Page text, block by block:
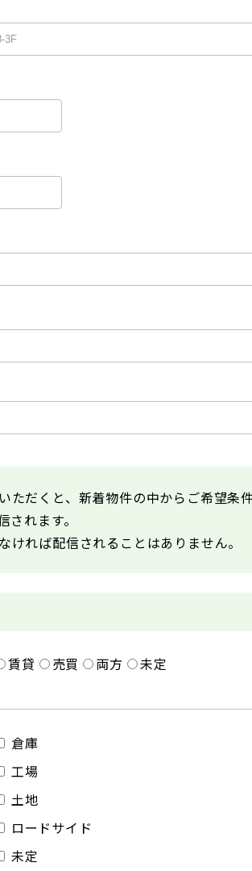
ただくと、新着物件の中からご希望条
れます。
れば配信されることはありません。
賃貸 売買 両方 未定
倉庫
工場
土地
ロードサイド
未定